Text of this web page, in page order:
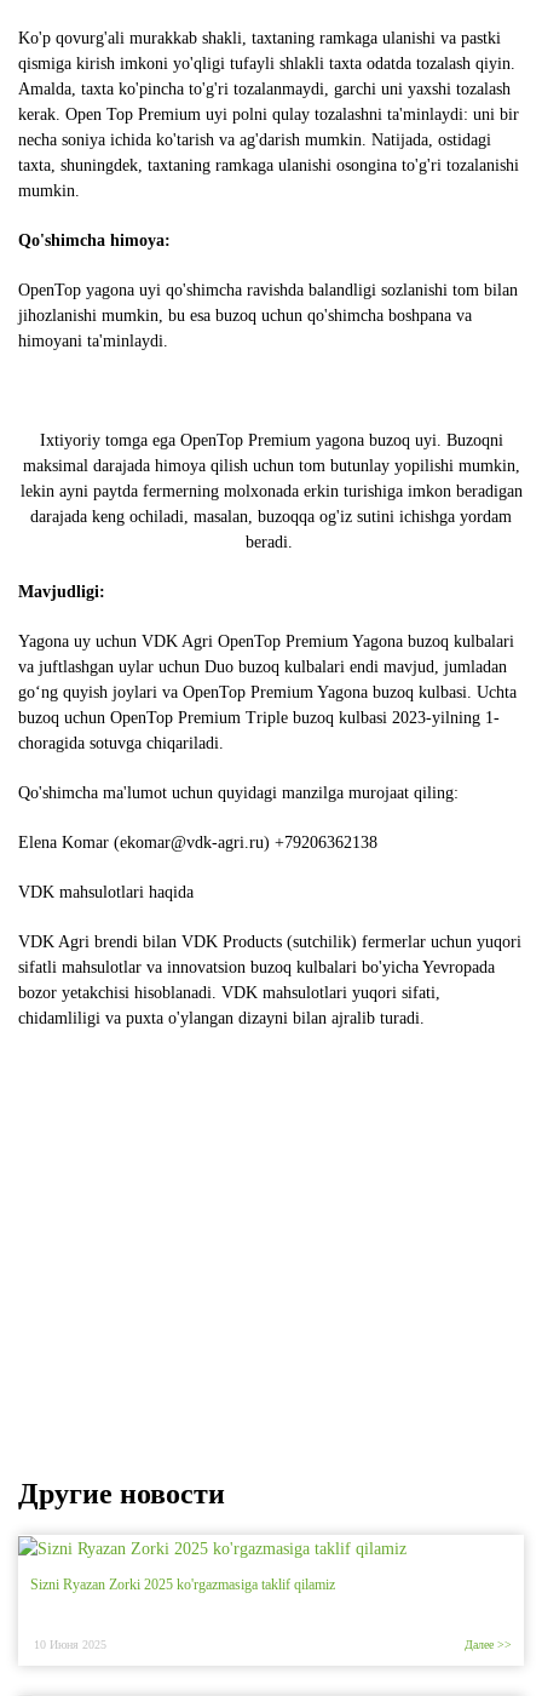
Ko'p qovurg'ali murakkab shakli, taxtaning ramkaga ulanishi va pastki
qismiga kirish imkoni yo'qligi tufayli shlakli taxta odatda tozalash qiyin.
Amalda, taxta ko'pincha to'g'ri tozalanmaydi, garchi uni yaxshi tozalash
kerak. Open Top Premium uyi polni qulay tozalashni ta'minlaydi: uni bir
necha soniya ichida ko'tarish va ag'darish mumkin. Natijada, ostidagi
taxta, shuningdek, taxtaning ramkaga ulanishi osongina to'g'ri tozalanishi
mumkin.
Qo'shimcha himoya:
OpenTop yagona uyi qo'shimcha ravishda balandligi sozlanishi tom bilan
jihozlanishi mumkin, bu esa buzoq uchun qo'shimcha boshpana va
himoyani ta'minlaydi.
Ixtiyoriy tomga ega OpenTop Premium yagona buzoq uyi. Buzoqni
maksimal darajada himoya qilish uchun tom butunlay yopilishi mumkin,
lekin ayni paytda fermerning molxonada erkin turishiga imkon beradigan
darajada keng ochiladi, masalan, buzoqqa og'iz sutini ichishga yordam
beradi.
Mavjudligi:
Yagona uy uchun VDK Agri OpenTop Premium Yagona buzoq kulbalari
va juftlashgan uylar uchun Duo buzoq kulbalari endi mavjud, jumladan
go‘ng quyish joylari va OpenTop Premium Yagona buzoq kulbasi. Uchta
buzoq uchun OpenTop Premium Triple buzoq kulbasi 2023-yilning 1-
choragida sotuvga chiqariladi.
Qo'shimcha ma'lumot uchun quyidagi manzilga murojaat qiling:
Elena Komar (ekomar@vdk-agri.ru) +79206362138
VDK mahsulotlari haqida
VDK Agri brendi bilan VDK Products (sutchilik) fermerlar uchun yuqori
sifatli mahsulotlar va innovatsion buzoq kulbalari bo'yicha Yevropada
bozor yetakchisi hisoblanadi. VDK mahsulotlari yuqori sifati,
chidamliligi va puxta o'ylangan dizayni bilan ajralib turadi.
Другие новости
Sizni Ryazan Zorki 2025 ko'rgazmasiga taklif qilamiz
10 Июня 2025 Далее >>